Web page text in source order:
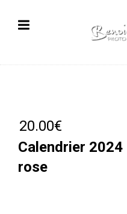
20.00€
Calendrier
rose